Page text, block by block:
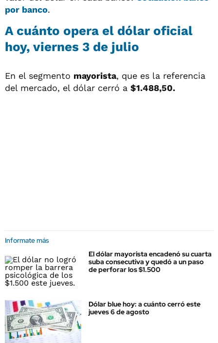
por banco.
A cuánto opera el dólar oficial
hoy, viernes 3 de julio
En el segmento mayorista, que es la referencia
del mercado, el dólar cerró a $1.488,50.
Informate más
El dólar mayorista encadenó su cuarta
suba consecutiva y quedó a un paso
de perforar los $1.500
Dólar blue hoy: a cuánto cerró este
jueves 6 de agosto